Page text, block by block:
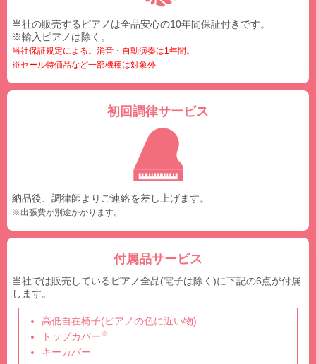
当社の販売するピアノは全品安心の10年間保証付きです。
※輸入ピアノは除く。
当社保証規定による。消音・自動演奏は1年間。
※セール特価品など一部機種は対象外
初回調律サービス
納品後、調律師よりご連絡を差し上げます。
※出張費が別途かかります。
付属品サービス
当社では販売しているピアノ全品(電子は除く)に下記の6点が付属
します。
高低自在椅子(ピアノの色に近い物)
トップカバー※
キーカバー